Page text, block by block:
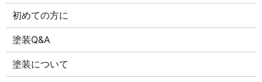
初めての方に
塗装Q&A
塗装について